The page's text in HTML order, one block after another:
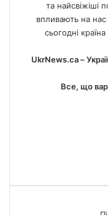
та найсвіжіші
впливають на
сьогодні
UkrNews.ca –
Все, що